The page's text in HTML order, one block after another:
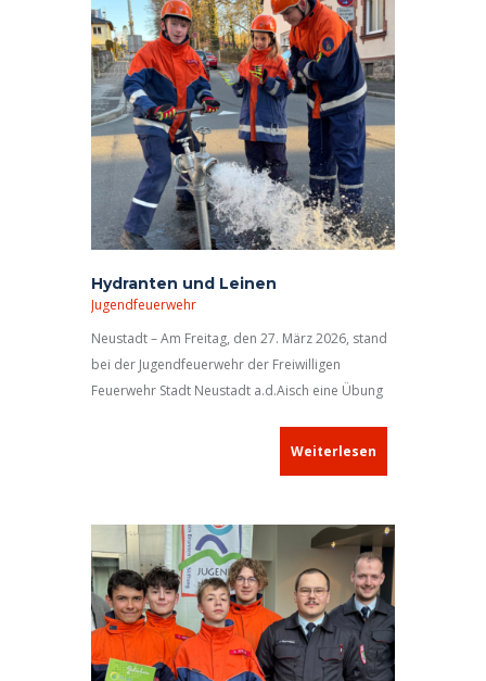
Hydranten und Leinen
Jugendfeuerwehr
Neustadt – Am Freitag, den 27. März 2026, stand
bei der Jugendfeuerwehr der Freiwilligen
Feuerwehr Stadt Neustadt a.d.Aisch eine Übung
Weiterlesen